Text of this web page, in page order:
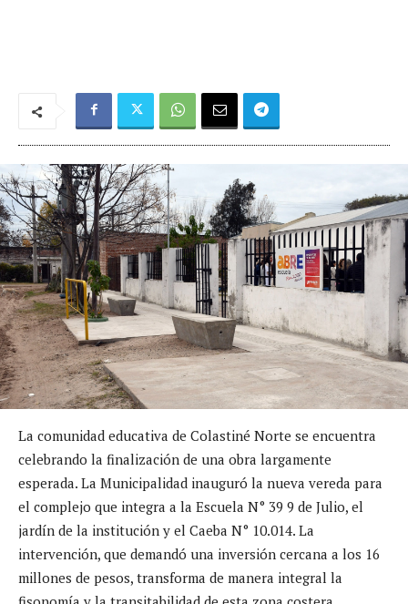
La comunidad educativa de Colastiné Norte se encuentra
celebrando la finalización de una obra largamente
esperada. La Municipalidad inauguró la nueva vereda para
el complejo que integra a la Escuela N° 39 9 de Julio, el
jardín de la institución y el Caeba N° 10.014. La
intervención, que demandó una inversión cercana a los 16
millones de pesos, transforma de manera integral la